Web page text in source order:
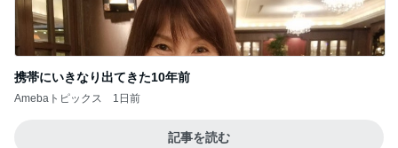
携帯にいきなり出てきた10年前
Amebaトピックス 1日前
記事を読む